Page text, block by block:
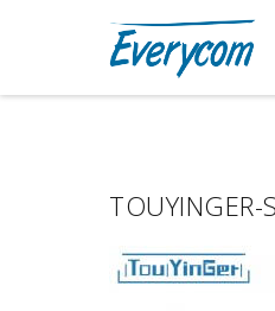
TOUYINGER-